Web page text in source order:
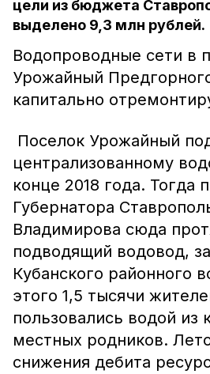
цели из бюджета
выделено 9,3 млн рублей.
Водопроводные сети в
Урожайный
капитально
Поселок Урожайный
централизованному
конце 2018 года. Тогда
Губернатора
Владимирова сюда
подводящий водовод,
Кубанского районного
этого 1,5 тысячи
пользовались водой из
местных родников.
снижения дебита